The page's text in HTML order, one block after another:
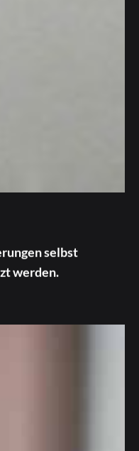
selbst
werden.